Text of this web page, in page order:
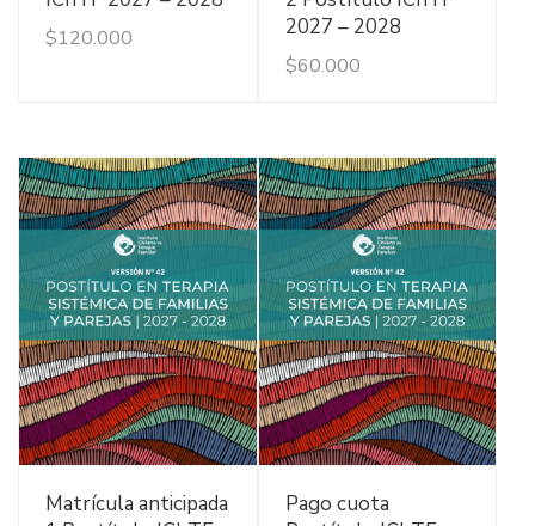
$120.000
2027 – 2028
$60.000
Ver Detalles
Matrícula anticipada
Ver Detalles
Pago cuota